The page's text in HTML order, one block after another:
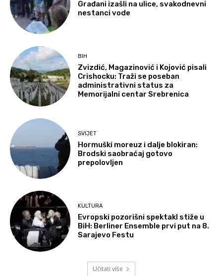
Građani izašli na ulice, svakodnevni
nestanci vode
BIH
Zvizdić, Magazinović i Kojović pisali
Crishocku: Traži se poseban
administrativni status za
Memorijalni centar Srebrenica
SVIJET
Hormuški moreuz i dalje blokiran:
Brodski saobraćaj gotovo
prepolovljen
KULTURA
Evropski pozorišni spektakl stiže u
BiH: Berliner Ensemble prvi put na 8.
Sarajevo Festu
Učitati više